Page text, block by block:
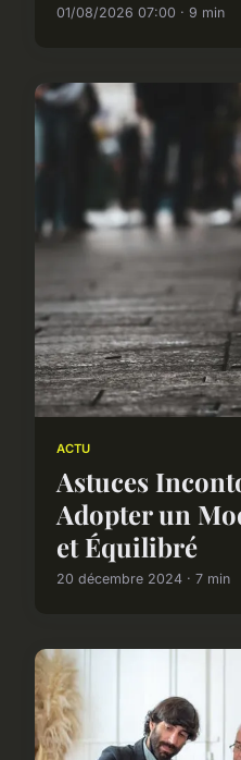
01/08/2026 07:00 · 9 min
ACTU
Astuces
Adopter un
et Équilibré
20 décembre 2024 · 7 min